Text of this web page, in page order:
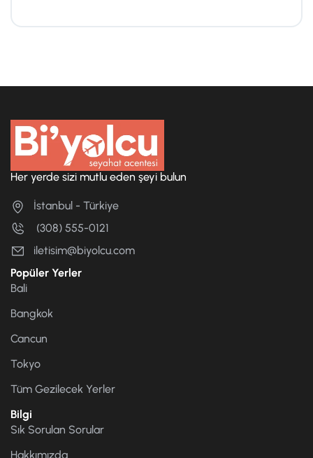
Her yerde sizi mutlu eden şeyi bulun
İstanbul - Türkiye
(308) 555-0121
iletisim@biyolcu.com
Popüler Yerler
Bali
Bangkok
Cancun
Tokyo
Tüm Gezilecek Yerler
Bilgi
Sık Sorulan Sorular
Hakkımızda